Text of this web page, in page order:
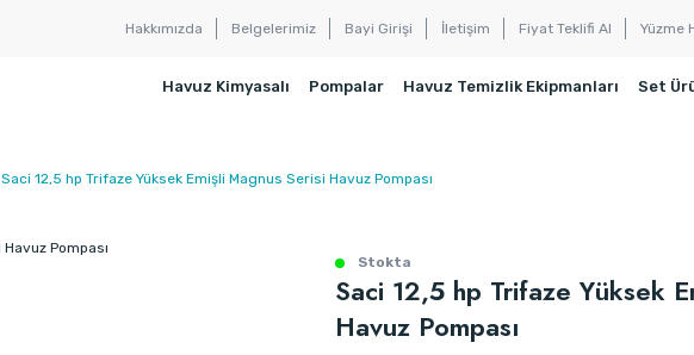
Hakkımızda Belgelerimiz Bayi Girişi İletişim Fiyat Teklifi Al Yüzme
Havuz Kimyasalı Pompalar Havuz Temizlik Ekipmanları Set
Saci 12,5 hp Trifaze Yüksek Emişli Magnus Serisi Havuz Pompası
Stokta
Saci 12,5 hp Trifaze Yüksek
Havuz Pompası